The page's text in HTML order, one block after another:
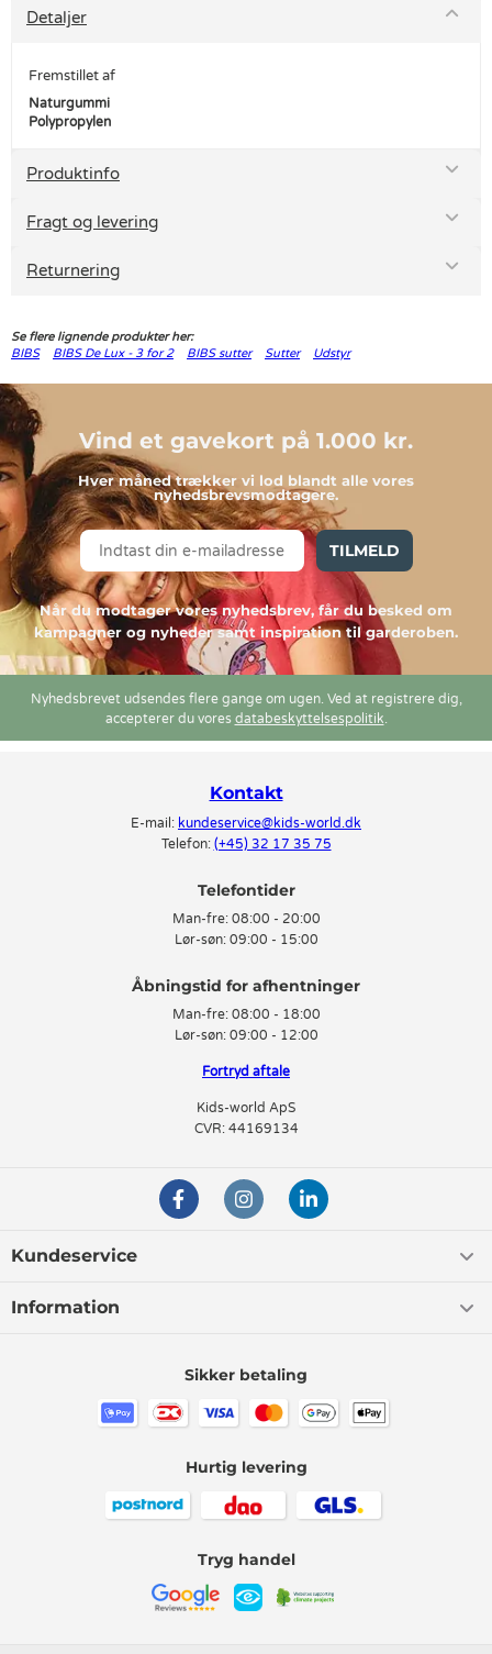
Detaljer
Fremstillet af
Naturgummi
Polypropylen
Produktinfo
Fragt og levering
Returnering
Se flere lignende produkter her:
BIBS
BIBS De Lux - 3 for 2 BIBS sutter Sutter Udstyr
Vind et gavekort på 1.000 kr.
Hver måned trækker vi lod blandt alle vores
nyhedsbrevsmodtagere.
TILMELD
Når du modtager vores nyhedsbrev, får du besked om
kampagner og nyheder samt inspiration til garderoben.
Nyhedsbrevet udsendes flere gange om ugen. Ved at registrere dig,
accepterer du vores databeskyttelsespolitik.
Kontakt
E-mail: kundeservice@kids-world.dk
Telefon: (+45) 32 17 35 75
Telefontider
Man-fre: 08:00 - 20:00
Lør-søn: 09:00 - 15:00
Man-fre: 08:00 - 18:00
Lør-søn: 09:00 - 12:00
Fortryd aftale
Kids-world ApS
CVR: 44169134
Kundeservice
Information
Sikker betaling
Hurtig levering
Tryg handel